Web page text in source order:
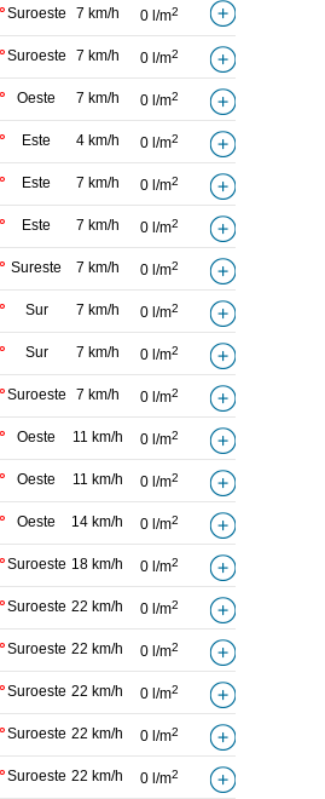
Suroeste 7 km/h 0 l/m2
Suroeste 7 km/h 0 l/m2
Oeste 7 km/h 0 l/m2
Este 4 km/h 0 l/m2
Este 7 km/h 0 l/m2
Este 7 km/h 0 l/m2
Sureste 7 km/h 0 l/m2
Sur 7 km/h 0 l/m2
Sur 7 km/h 0 l/m2
Suroeste 7 km/h 0 l/m2
Oeste 11 km/h 0 l/m2
Oeste 11 km/h 0 l/m2
Oeste 14 km/h 0 l/m2
Suroeste 18 km/h 0 l/m2
Suroeste 22 km/h 0 l/m2
Suroeste 22 km/h 0 l/m2
Suroeste 22 km/h 0 l/m2
Suroeste 22 km/h 0 l/m2
Suroeste 22 km/h 0 l/m2